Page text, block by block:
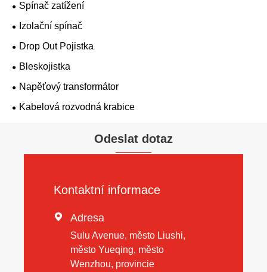
Spínač zatížení
Izolační spínač
Drop Out Pojistka
Bleskojistka
Napěťový transformátor
Kabelová rozvodná krabice
Odeslat dotaz
Kontaktní informace
 Adresa
Sulu Avenue, město Liushi,
město Yueqing, město
Wenzhou, provincie